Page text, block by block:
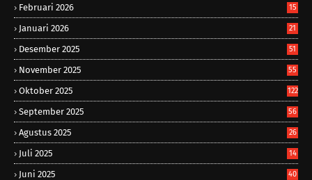
Februari 2026 15
Januari 2026 21
Desember 2025 51
November 2025 55
Oktober 2025 122
September 2025 56
Agustus 2025 26
Juli 2025 14
Juni 2025 40